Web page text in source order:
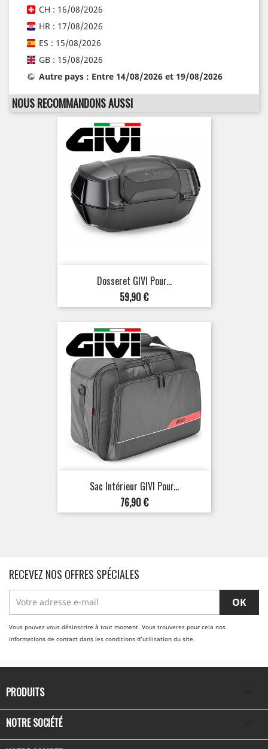
CH : 16/08/2026
HR : 17/08/2026
ES : 15/08/2026
GB : 15/08/2026
Autre pays : Entre 14/08/2026 et 19/08/2026
NOUS RECOMMANDONS AUSSI
Dosseret GIVI Pour...
Prix
59,90 €
Sac Intérieur GIVI Pour...
Prix
76,90 €
RECEVEZ NOS OFFRES SPÉCIALES
Vous pouvez vous désinscrire à tout moment. Vous trouverez pour cela nos
informations de contact dans les conditions d'utilisation du site.
PRODUITS
NOTRE SOCIÉTÉ